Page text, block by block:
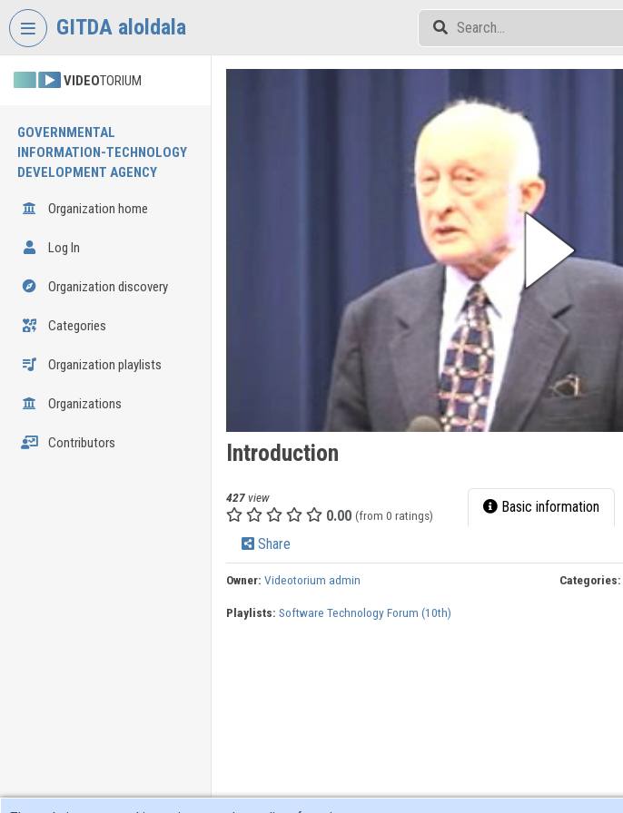
Skip header
GITDA aloldala
VIDEOTORIUM
GOVERNMENTAL
INFORMATION-TECHNOLOGY
DEVELOPMENT AGENCY
Organization home
Log In
Organization discovery
Categories
Organization playlists
Organizations
Contributors Introduction
427view
0.00 (from 0 ratings) Basic information
Share
Owner: Videotorium admin Categories:
Playlists: Software Technology Forum (10th)